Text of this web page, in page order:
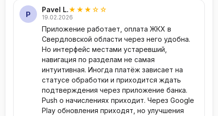
отправлен через системное меню «Поделиться».
Решение типичных проблем
Камера не распознаёт штрихкод.Поднесите
квитанцию ближе, обеспечьте равномерное
освещение, разверните лист так, чтобы код был
полностью в кадре. Запачканные или мятые
квитанции лучше переснять с расстояния 15–20 см.
NFC не считывает ЕКАРТУ.На смартфонах с NFC в
P Pavel L.★★★☆☆
19.02.2026
Приложение работает, оплата ЖКХ в
Свердловской области через него удобна.
Но интерфейс местами устаревший,
навигация по разделам не самая
интуитивная. Иногда платёж зависает на
статусе обработки и приходится ждать
подтверждения через приложение банка.
Push о начислениях приходит. Через Google
Play обновления приходят, но улучшения